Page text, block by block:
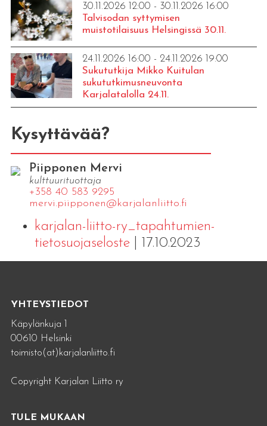
30.11.2026 12:00 - 30.11.2026 16:00
Talvisodan syttymisen
muistotilaisuus Helsingissä 30.11.
24.11.2026 16:00 - 24.11.2026 19:00
Sukututkija Mikko Kuitulan
sukututkimusneuvonta
Karjalatalolla 24.11.
Kysyttävää?
Piipponen Mervi
kulttuurituottaja
+358 40 583 9295
mervi.​piipponen@​kar​jala​nlii​tto.​fi
karjalan-liitto-ry_tapahtumien-
tietosuojaseloste| 17.10.2023
YHTEYSTIEDOT
Käpylänkuja 1
00610 Helsinki
toimisto(at)karjalanliitto.fi
Copyright Karjalan Liitto ry
TULE MUKAAN